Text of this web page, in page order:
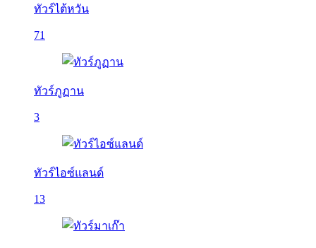
ทัวร์ไต้หวัน
71
ทัวร์ภูฏาน
3
ทัวร์ไอซ์แลนด์
13